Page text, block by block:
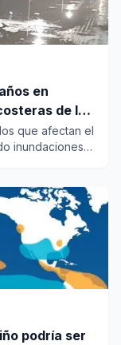
en
de la
que afectan el
inundaciones
podría ser